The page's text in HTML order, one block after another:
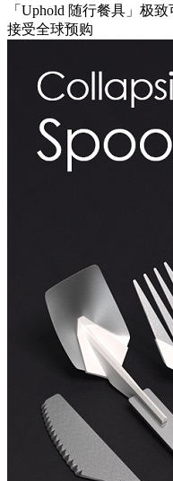
「Uphold 随行餐具」极
接受全球预购